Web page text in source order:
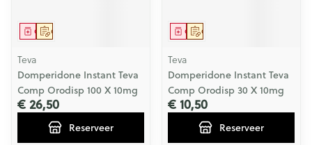
Op voorschrift
Geneesmiddel
Teva
Domperidone Instant Teva
Comp Orodisp 100 X 10mg
€ 26,50
Reserveer
Op voorschrift
Geneesmiddel
Teva
Domperidone Instant Teva
Comp Orodisp 30 X 10mg
€ 10,50
Reserveer